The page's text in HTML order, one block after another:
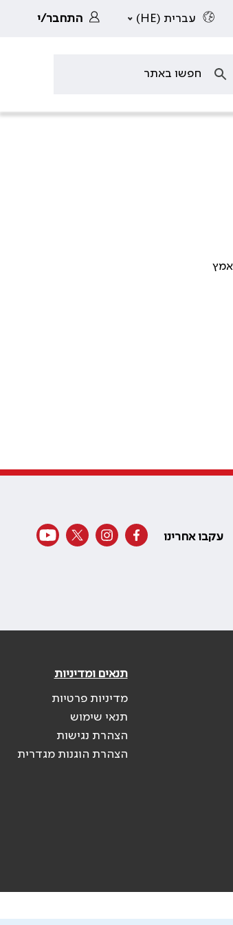
עברית (HE) התחבר/י
עקבו אחרינו
תנאים ומדיניות
מדיניות פרטיות
תנאי שימוש
הצהרת נגישות
הצהרת הוגנות מגדרית